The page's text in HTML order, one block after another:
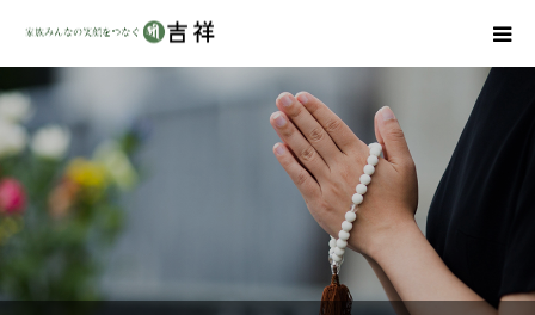
商品ラインナップ
墓地・霊園を探す
吉祥の特徴